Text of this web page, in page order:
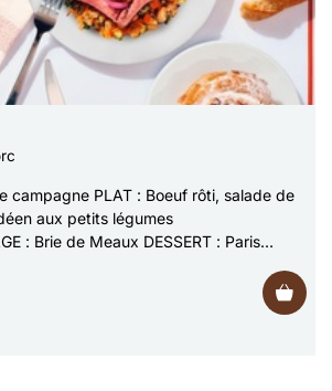
campagne PLAT : Boeuf rôti, salade de
aux petits légumes
: Brie de Meaux DESSERT : Paris